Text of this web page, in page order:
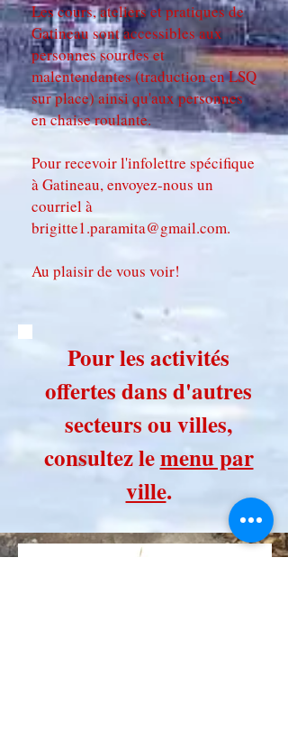
Les cours, ateliers et pratiques de
Gatineau sont accessibles aux
personnes sourdes et
malentendantes (traduction en LSQ
sur place) ainsi qu'aux personnes
en chaise roulante.
Pour recevoir l'infolettre spécifique
à Gatineau, envoyez-nous un
courriel à
brigitte1.paramita@gmail.com.
​Au plaisir de vous voir!
Pour les activités
offertes dans d'autres
secteurs ou villes,
consultez lemenu par
ville.